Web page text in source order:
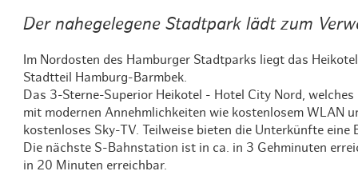
Der nahegelegene Stadtpark lädt zum
Im Nordosten des Hamburger Stadtparks liegt das
Stadtteil Hamburg-Barmbek.
Das 3-Sterne-Superior Heikotel - Hotel City Nord,
mit modernen Annehmlichkeiten wie kostenlosem WLAN
kostenloses Sky-TV. Teilweise bieten die Unterkünfte eine
Die nächste S-Bahnstation ist in ca. in 3 Gehminuten
in 20 Minuten erreichbar.